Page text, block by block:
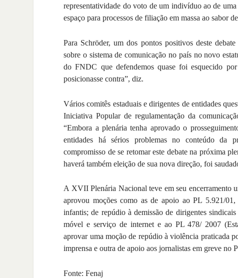
representatividade do voto de um indivíduo ao de
espaço para processos de filiação em massa ao sabor
Para Schröder, um dos pontos positivos deste
sobre o sistema de comunicação no país no novo
do FNDC que defendemos quase foi esquecido
posicionasse contra”, diz.
Vários comitês estaduais e dirigentes de entidades
Iniciativa Popular de regulamentação da
“Embora a plenária tenha aprovado o
entidades há sérios problemas no conteúdo da
compromisso de se retomar este debate na próxima
haverá também eleição de sua nova direção, foi
A XVII Plenária Nacional teve em seu encerramento
aprovou moções como as de apoio ao PL 5.921/
infantis; de repúdio à demissão de dirigentes
móvel e serviço de internet e ao PL 478/ 2007
aprovar uma moção de repúdio à violência praticada
imprensa e outra de apoio aos jornalistas em greve no
Fonte: Fenaj